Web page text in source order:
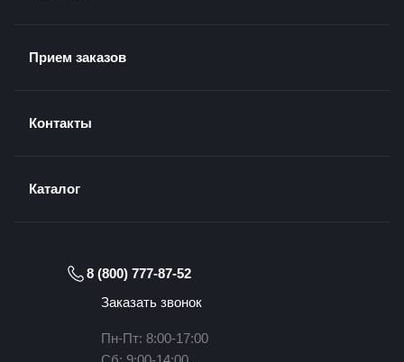
Прием заказов
Контакты
Каталог
8 (800) 777-87-52
Заказать звонок
Пн-Пт: 8:00-17:00